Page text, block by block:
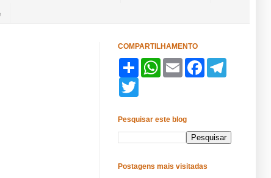
COMPARTILHAMENTO
S
W
p
p
E
m
F
k
m
t
e
r
Pesquisar este blog
Postagens mais visitadas